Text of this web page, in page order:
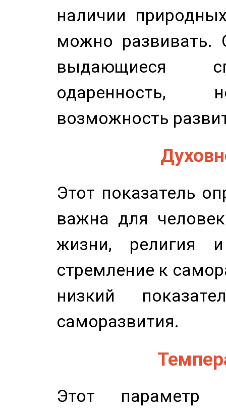
наличии
можно развивать.
выдающиеся
одаренность,
возможность
Этот показатель
важна для
жизни, религия
стремление к
низкий
саморазвития.
Этот параметр